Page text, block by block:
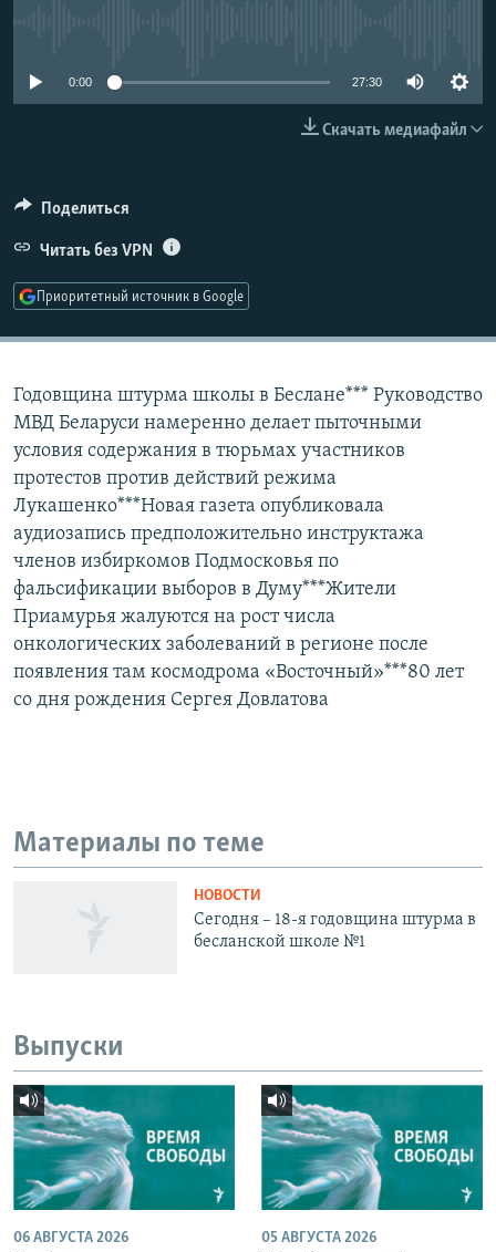
0:00 27:30
Скачать медиафайл
Поделиться
Читать без VPN
Приоритетный источник в Google
Годовщина штурма школы в Беслане*** Руководство
МВД Беларуси намеренно делает пыточными
условия содержания в тюрьмах участников
протестов против действий режима
Лукашенко***Новая газета опубликовала
аудиозапись предположительно инструктажа
членов избиркомов Подмосковья по
фальсификации выборов в Думу***Жители
Приамурья жалуются на рост числа
онкологических заболеваний в регионе после
появления там космодрома «Восточный»***80 лет
со дня рождения Сергея Довлатова
Материалы по теме
НОВОСТИ
Сегодня – 18-я годовщина штурма в
бесланской школе №1
Выпуски
06 АВГУСТА 2026 05 АВГУСТА 2026